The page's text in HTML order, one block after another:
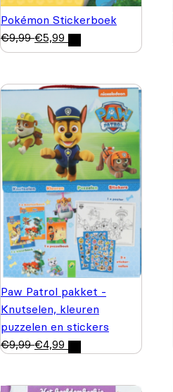
Pokémon Stickerboek
€9,99 €5,99
Paw Patrol pakket -
Knutselen, kleuren
puzzelen en stickers
€9,99 €4,99